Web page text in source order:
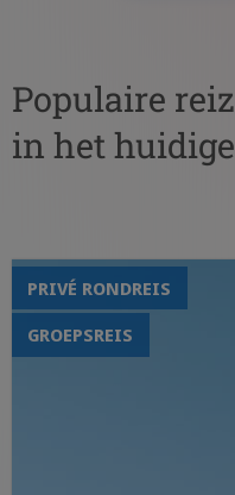
Populaire
in het
PRIVÉ RONDREIS
GROEPSREIS